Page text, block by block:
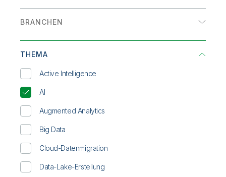
Presse
Qlik
INFOGRAFIK
Lösungsübersicht
On-Demand-Webinar
Whitepaper
Analysen
BRANCHEN
Einzelhandel
Fertigung
Finanzdienstleistungen
Gesundheitswesen
High Tech
Konsumgüter
Life Sciences
THEMA
Active Intelligence
AI
Augmented Analytics
Big Data
Cloud-Datenmigration
Data-Lake-Erstellung